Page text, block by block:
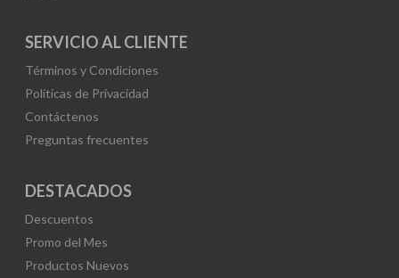
SERVICIO AL CLIENTE
Términos y Condiciones
Políticas de Privacidad
Contáctenos
Preguntas frecuentes
DESTACADOS
Descuentos
Promo del Mes
Productos Nuevos